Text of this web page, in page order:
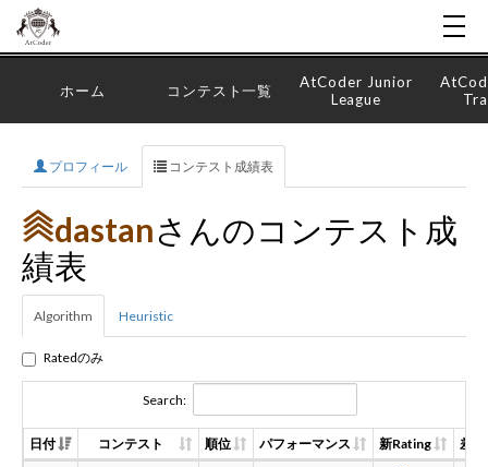
ホーム コンテスト一覧
AtCoder Junior
League
プロフィール コンテスト成績表
dastanさんのコンテスト成
績表
Algorithm Heuristic
Ratedのみ
Search:
日付 コンテスト 順位 パフォーマンス 新Rating
差分